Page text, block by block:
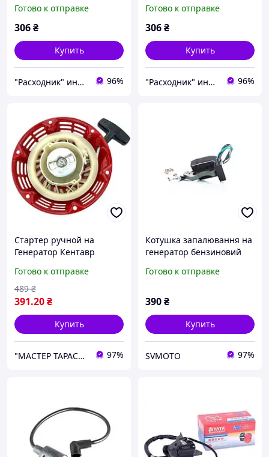
Готово к отправке
306₴
Купить
"Расходник" интернет магазин запчастей 96%
(прямоугольний )
Готово к отправке
306₴
Купить
"Расходник" интернет магазин запчастей 96%
Стартер ручной на
Генератор Кентавр
Готово к отправке
391.20₴
489 ₴
Купить
"МАСТЕР ТАРАС" интернет магазин запчастей и комплеткующих 97%
Котушка запалювання на
генератор бензиновий
Готово к отправке
390₴
Купить
SVMOTO 97%